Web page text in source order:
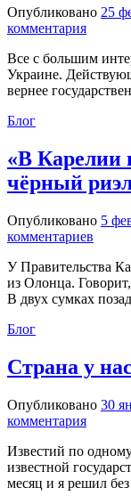
Опубликовано 25
комментария
Все с большим
Украине.
вернее
Блог
«В Карелии
чёрный
Опубликовано 5
комментариев
У Правительства
из Олонца.
В двух сумках
Блог
Страна у
Опубликовано 30
комментария
Известий по
известной
месяц и я решил